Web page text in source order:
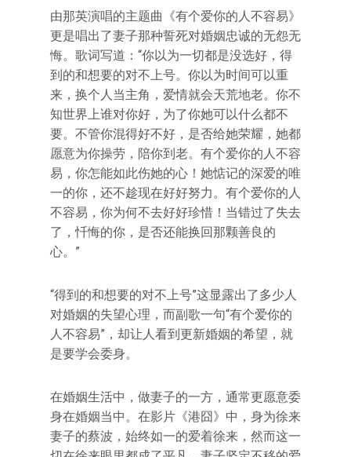
由那英演唱的主题曲《有个爱你的人不容易》
更是唱出了妻子那种誓死对婚姻忠诚的无怨无
悔。歌词写道：“你以为一切都是没选好，得
到的和想要的对不上号。你以为时间可以重
来，换个人当主角，爱情就会天荒地老。你不
知世界上谁对你好，为了你她可以什么都不
要。不管你混得好不好，是否给她荣耀，她都
愿意为你操劳，陪你到老。有个爱你的人不容
易，你怎能如此伤她的心！她惦记的深爱的唯
一的你，还不趁现在好好努力。有个爱你的人
不容易，你为何不去好好珍惜！当错过了失去
了，忏悔的你，是否还能换回那颗善良的
心。”
“得到的和想要的对不上号”这显露出了多少人
对婚姻的失望心理，而副歌一句“有个爱你的
人不容易”，却让人看到更新婚姻的希望，就
是要学会委身。
在婚姻生活中，做妻子的一方，通常更愿意委
身在婚姻当中。在影片《港囧》中，身为徐来
妻子的蔡波，始终如一的爱着徐来，然而这一